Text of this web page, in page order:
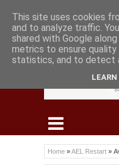
Home »AEL Restart »
This site uses cookies
and to analyze traffic.
shared with Google
metrics to ensure
statistics, and to detect
LEARN